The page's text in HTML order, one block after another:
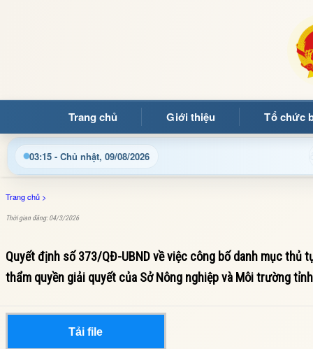
Trang chủ Giới thiệu Tổ chức
03:15 - Chủ nhật, 09/08/2026
Chào mừng quý bạn đọc đến với Trang thông tin
Trang chủ >
Thời gian đăng: 04/3/2026
Quyết định số 373/QĐ-UBND về việc công bố danh mục
thẩm quyền giải quyết của Sở Nông nghiệp và Môi trường
Tải file